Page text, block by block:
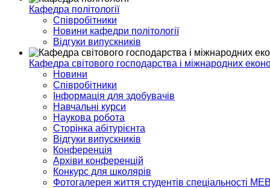
Кафедра політології
Співробітники
Новини кафедри політології
Відгуки випускників
Кафедра світового господарства і міжнародних
Новини
Співробітники
Інформація для здобувачів
Навчальні курси
Наукова робота
Сторінка абітурієнта
Відгуки випускників
Конференція
Архіви конференцій
Конкурс для школярів
Фотогалерея життя студентів спеціальності